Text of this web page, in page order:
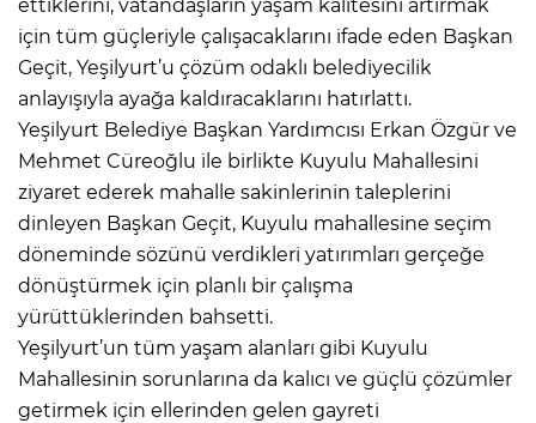
ettiklerini, vatandaşların yaşam kalitesini artırmak
için tüm güçleriyle çalışacaklarını ifade eden Başkan
Geçit, Yeşilyurt’u çözüm odaklı belediyecilik
anlayışıyla ayağa kaldıracaklarını hatırlattı.
Yeşilyurt Belediye Başkan Yardımcısı Erkan Özgür ve
Mehmet Cüreoğlu ile birlikte Kuyulu Mahallesini
ziyaret ederek mahalle sakinlerinin taleplerini
dinleyen Başkan Geçit, Kuyulu mahallesine seçim
döneminde sözünü verdikleri yatırımları gerçeğe
dönüştürmek için planlı bir çalışma
yürüttüklerinden bahsetti.
Yeşilyurt’un tüm yaşam alanları gibi Kuyulu
Mahallesinin sorunlarına da kalıcı ve güçlü çözümler
getirmek için ellerinden gelen gayreti